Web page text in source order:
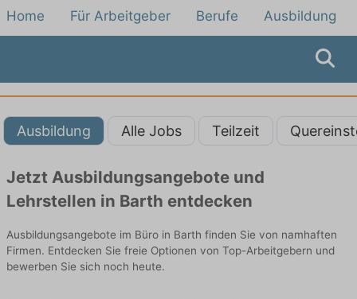
Home Für Arbeitgeber Berufe Ausbildung
Ausbildung Alle Jobs Teilzeit
Jetzt Ausbildungsangebote und
Lehrstellen in Barth entdecken
Ausbildungsangebote im Büro in Barth finden Sie von namhaften
Firmen. Entdecken Sie freie Optionen von Top-Arbeitgebern und
bewerben Sie sich noch heute.